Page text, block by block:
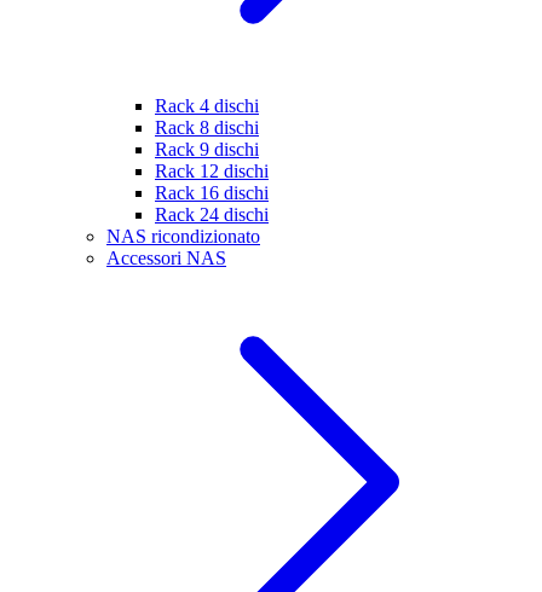
Rack 4 dischi
Rack 8 dischi
Rack 9 dischi
Rack 12 dischi
Rack 16 dischi
Rack 24 dischi
NAS ricondizionato
Accessori NAS